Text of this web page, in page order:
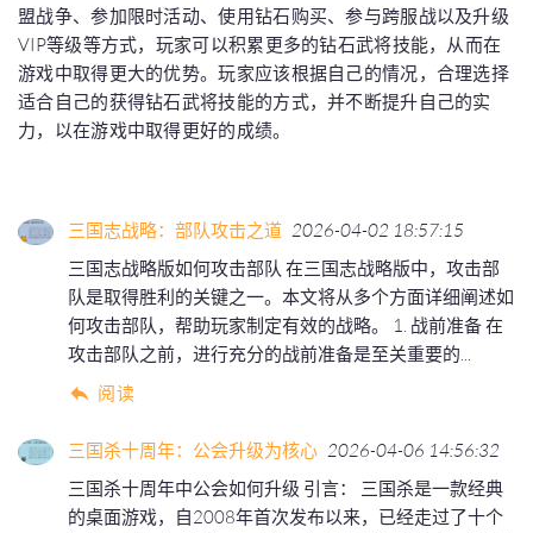
盟战争、参加限时活动、使用钻石购买、参与跨服战以及升级
VIP等级等方式，玩家可以积累更多的钻石武将技能，从而在
游戏中取得更大的优势。玩家应该根据自己的情况，合理选择
适合自己的获得钻石武将技能的方式，并不断提升自己的实
力，以在游戏中取得更好的成绩。
三国志战略：部队攻击之道 2026-04-02 18:57:15
三国志战略版如何攻击部队 在三国志战略版中，攻击部
队是取得胜利的关键之一。本文将从多个方面详细阐述如
何攻击部队，帮助玩家制定有效的战略。 1. 战前准备 在
攻击部队之前，进行充分的战前准备是至关重要的...
阅读
三国杀十周年：公会升级为核心 2026-04-06 14:56:32
三国杀十周年中公会如何升级 引言： 三国杀是一款经典
的桌面游戏，自2008年首次发布以来，已经走过了十个